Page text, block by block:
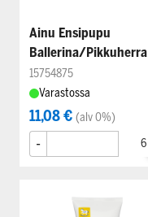
Ainu Ensipupu
Ballerina/Pikkuherra
15754875
Varastossa
11,08 € (alv 0%)
-